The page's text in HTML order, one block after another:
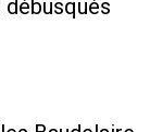
débusqués